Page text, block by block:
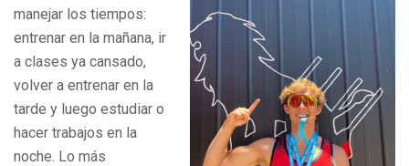
manejar los tiempos:
entrenar en la mañana, ir
a clases ya cansado,
volver a entrenar en la
tarde y luego estudiar o
hacer trabajos en la
noche. Lo más